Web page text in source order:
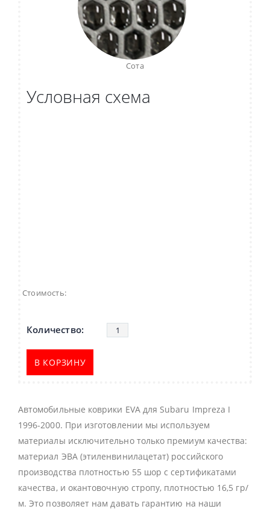
Сота
Условная схема
Стоимость:
В КОРЗИНУ
Автомобильные коврики EVA для Subaru Impreza I
1996-2000. При изготовлении мы используем
материалы исключительно только премиум качества:
материал ЭВА (этиленвинилацетат) российского
производства плотностью 55 шор с сертификатами
качества, и окантовочную стропу, плотностью 16,5 гр/
м. Это позволяет нам давать гарантию на наши